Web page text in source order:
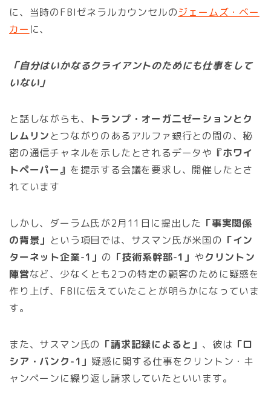
に、当時のFBIゼネラルカウンセルのジェームズ・ベー
カー に、
「自分はいかなるクライアントのためにも仕事をして
いない」
と話しながらも、
トランプ・オーガ二ゼーションとク
レムリン とつながりのあるアルファ銀行との間の、秘
密の通信チャネルを示したとされるデータや 『ホワイ
トペーパー』 を提示する会議を要求し、開催したとさ
れています
しかし、ダーラム氏が2月11日に提出した 「事実関係
の背景」 という項目では、サスマン氏が米国の 「イン
ターネット企業-1」 の 「技術系幹部-1」 やクリントン
陣営など、少なくとも2つの特定の顧客のために疑惑を
作り上げ、FBIに伝えていたことが明らかになっていま
す。
また、サスマン氏の 「請求記録によると」 、彼は 「ロ
シア・バンク-1」 疑惑に関する仕事をクリントン・キ
ャンペーンに繰り返し請求していたといいます。